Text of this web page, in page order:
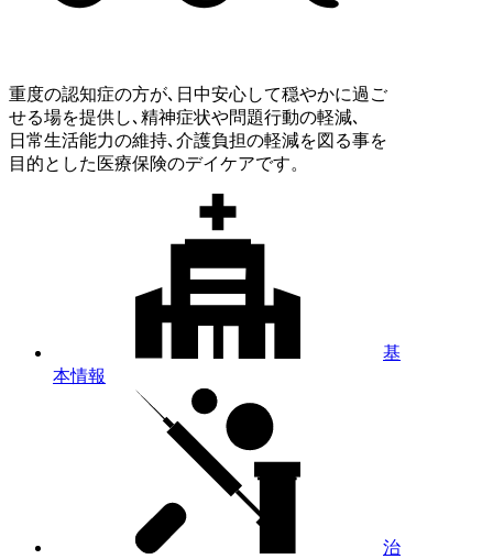
重度の認知症の方が､日中安心して穏やかに過ご
せる場を提供し､精神症状や問題行動の軽減､
日常生活能力の維持､介護負担の軽減を図る事を
目的とした医療保険のデイケアです。
基
本情報
治